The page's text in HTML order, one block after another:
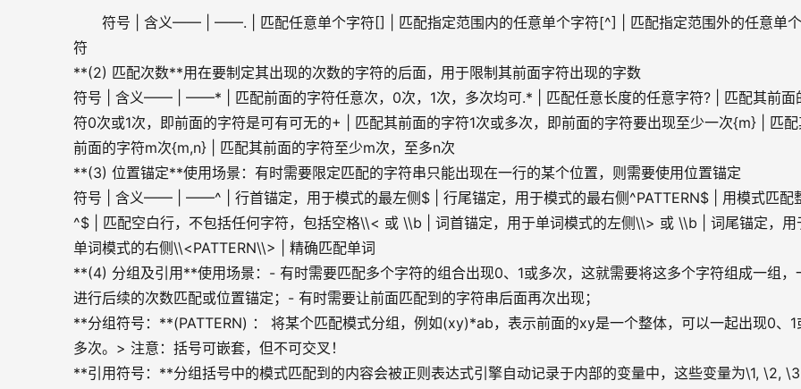
符号 | 含义—— | ——. | 匹配任意单个字符[] | 匹配指定范围内的任意单个字符[^] | 匹配指定范围外的任意单
符
**(2) 匹配次数**用在要制定其出现的次数的字符的后面，用于限制其前面字符出现的字数
符号 | 含义—— | ——* | 匹配前面的字符任意次，0次，1次，多次均可.* | 匹配任意长度的任意字符? | 匹配其前面
符0次或1次，即前面的字符是可有可无的+ | 匹配其前面的字符1次或多次，即前面的字符要出现至少一次{m} | 匹
前面的字符m次{m,n} | 匹配其前面的字符至少m次，至多n次
**(3) 位置锚定**使用场景：有时需要限定匹配的字符串只能出现在一行的某个位置，则需要使用位置锚定
符号 | 含义—— | ——^ | 行首锚定，用于模式的最左侧$ | 行尾锚定，用于模式的最右侧^PATTERN$ | 用模式匹配
^$ | 匹配空白行，不包括任何字符，包括空格\\< 或 \\b | 词首锚定，用于单词模式的左侧\\> 或 \\b | 词尾锚定，用
单词模式的右侧\\<PATTERN\\> | 精确匹配单词
**(4) 分组及引用**使用场景：- 有时需要匹配多个字符的组合出现0、1或多次，这就需要将这多个字符组成一组，
进行后续的次数匹配或位置锚定；- 有时需要让前面匹配到的字符串后面再次出现；
**分组符号：**(PATTERN) ： 将某个匹配模式分组，例如(xy)*ab，表示前面的xy是一个整体，可以一起出现0、1
多次。> 注意：括号可嵌套，但不可交叉！
**引用符号：**分组括号中的模式匹配到的内容会被正则表达式引擎自动记录于内部的变量中，这些变量为\1, \2, \3